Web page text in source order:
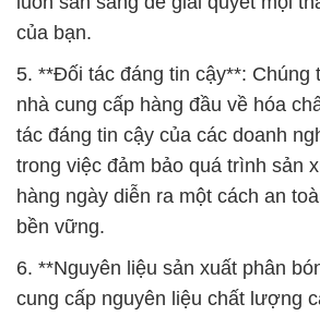
của bạn.
5. **Đối tác đáng tin cậy**: Chúng
nhà cung cấp hàng đầu về hóa
tác đáng tin cậy của các doanh
trong việc đảm bảo quá trình sản
hàng ngày diễn ra một cách an
bền vững.
6. **Nguyên liệu sản xuất phân
cung cấp nguyên liệu chất lượng